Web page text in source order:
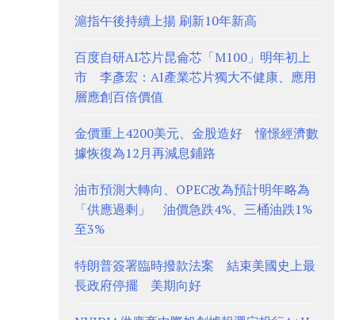
滬指午後持續上揚 刷新10年新高
百度自研AI芯片昆侖芯「M100」明年初上
市 李彥宏：AI產業芯片獨大不健康、應用
層應創百倍價值
金價重上4200美元、金股造好 憧憬經濟數
據恢復為12月再減息鋪路
油市預測大轉向、OPEC改為預計明年略為
「供應過剩」 油價急跌4%、三桶油跌1%
至3%
特朗普簽署臨時撥款法案 結束美國史上最
長政府停擺 美期向好